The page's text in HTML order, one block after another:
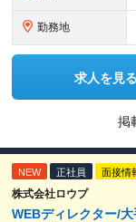
勤務地
求人を見る
掲
NEW 正社員 面接情
株式会社ロウプ
WEBディレクター/